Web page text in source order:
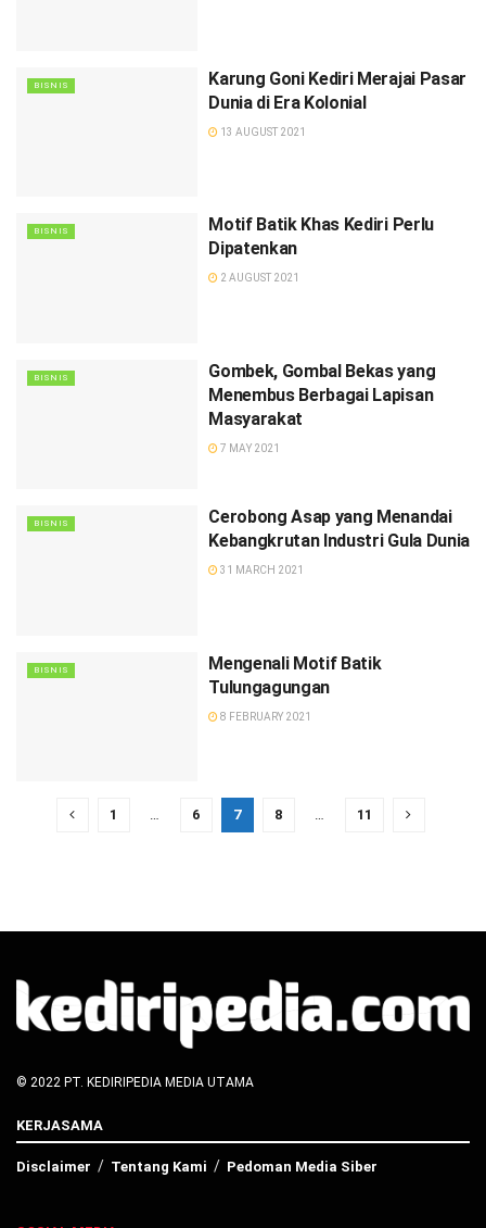
BISNIS
Karung Goni Kediri Merajai Pasar
Dunia di Era Kolonial
13 AUGUST 2021
BISNIS
Motif Batik Khas Kediri Perlu
Dipatenkan
2 AUGUST 2021
BISNIS
Gombek, Gombal Bekas yang
Menembus Berbagai Lapisan
Masyarakat
7 MAY 2021
BISNIS
Cerobong Asap yang Menandai
Kebangkrutan Industri Gula Dunia
31 MARCH 2021
BISNIS
Mengenali Motif Batik
Tulungagungan
8 FEBRUARY 2021
1 … 6 7 8 … 11
© 2022 PT. KEDIRIPEDIA MEDIA UTAMA
KERJASAMA
Disclaimer Tentang Kami Pedoman Media Siber